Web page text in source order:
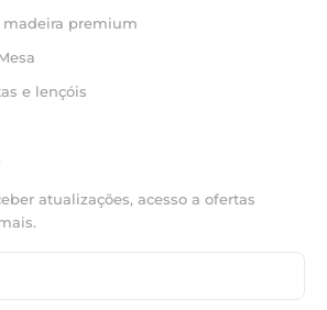
madeira premium
e lençóis
atualizações, acesso a ofertas